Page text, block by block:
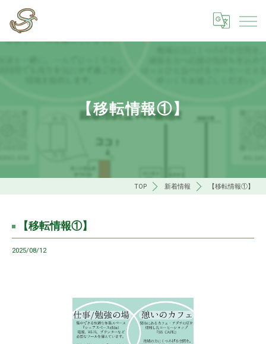
【移転情報①】
TOP 新着情報 【移転情報①】
【移転情報①】
2025/08/12